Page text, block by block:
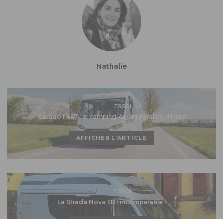
Nathalie
ESSAI
Carado I 447 : le camping-car intégral se déride
AFFICHER L'ARTICLE
ESSAI
La Strada Nova EB : incomparable !